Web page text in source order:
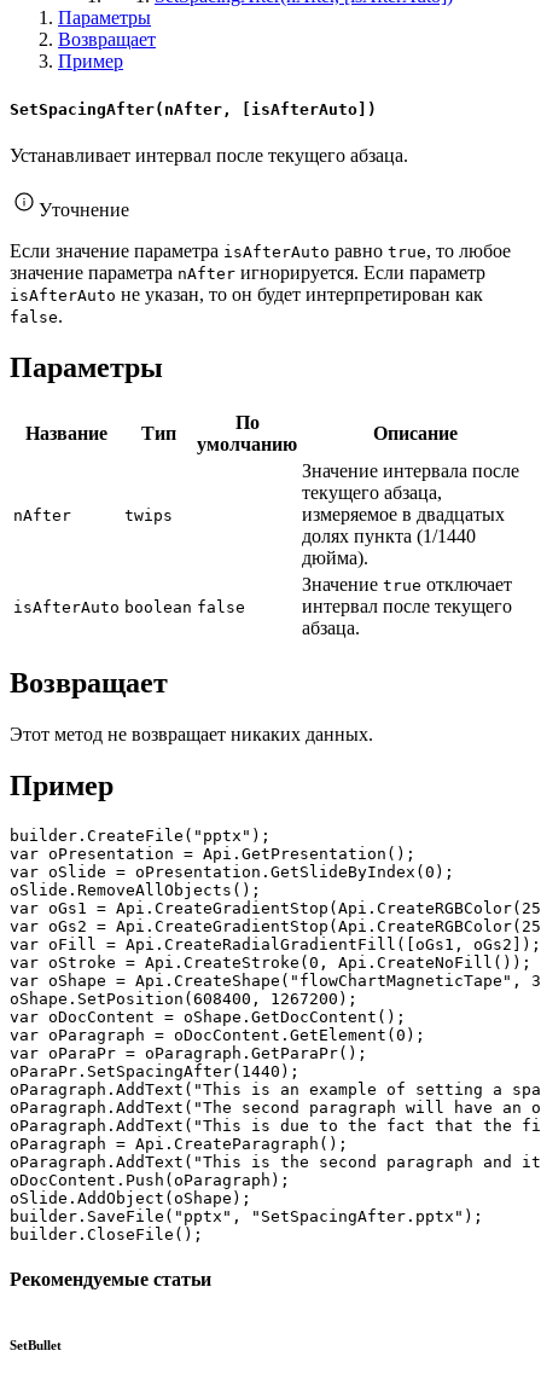
Параметры
Возвращает
Пример
SetSpacingAfter(nAfter, [isAfterAuto])
Устанавливает интервал после текущего абзаца.
Уточнение
Если значение параметра isAfterAuto равно true, то любое
значение параметра nAfter игнорируется. Если параметр
isAfterAuto не указан, то он будет интерпретирован как
false.
Параметры
Название Тип
По
умолчанию
Описание
nAfter twips
Значение интервала после
текущего абзаца,
измеряемое в двадцатых
долях пункта (1/1440
дюйма).
isAfterAuto boolean false
Значение true отключает
интервал после текущего
абзаца.
Возвращает
Этот метод не возвращает никаких данных.
Пример
builder.CreateFile("pptx");
var oPresentation = Api.GetPresentation();
var oSlide = oPresentation.GetSlideByIndex(0);
oSlide.RemoveAllObjects();
var oGs1 =
var oGs2 =
var oFill = Api.CreateRadialGradientFill([oGs1, oGs2]);
var oStroke = Api.CreateStroke(0, Api.CreateNoFill());
var oShape =
oShape.SetPosition(608400, 1267200);
var oDocContent = oShape.GetDocContent();
var oParagraph = oDocContent.GetElement(0);
var oParaPr = oParagraph.GetParaPr();
oParaPr.SetSpacingAfter(1440);
oParagraph.AddText("This is an example of setting a
oParagraph.AddText("The second paragraph will have
oParagraph.AddText("This is due to the fact that the
oParagraph = Api.CreateParagraph();
oParagraph.AddText("This is the second paragraph
oDocContent.Push(oParagraph);
oSlide.AddObject(oShape);
builder.SaveFile("pptx", "SetSpacingAfter.pptx");
builder.CloseFile();
Рекомендуемые статьи
SetBullet